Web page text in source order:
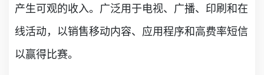
产生可观的收入。广泛用于电视、广播、印刷和在
线活动，以销售移动内容、应用程序和高费率短信
以赢得比赛。